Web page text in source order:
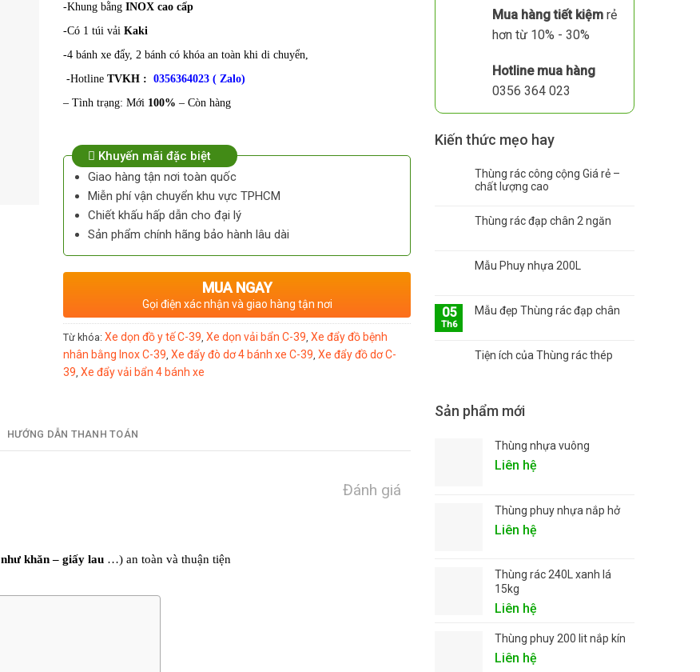
Mua hàng tiết kiệm rẻ
hơn từ 10% - 30%
Hotline mua hàng
0356 364 023
Kiến thức mẹo hay
Thùng rác công cộng Giá rẻ –
chất lượng cao
Thùng rác đạp chân 2 ngăn
Mẫu Phuy nhựa 200L
05
Th6
Mẫu đẹp Thùng rác đạp chân
Tiện ích của Thùng rác thép
Sản phẩm mới
Thùng nhựa vuông
Liên hệ
Thùng phuy nhựa nắp hở
Liên hệ
Thùng rác 240L xanh lá
15kg
Liên hệ
Thùng phuy 200 lit nắp kín
Liên hệ
-Khung bằng INOX cao cấp
-Có 1 túi vải Kaki
-4 bánh xe đẩy, 2 bánh có khóa an toàn khi di chuyển,
-Hotline TVKH : 0356364023 ( Zalo)
– Tình trạng: Mới 100% – Còn hàng
Khuyến mãi đặc biệt
Giao hàng tận nơi toàn quốc
Miễn phí vận chuyển khu vực TPHCM
Chiết khấu hấp dẫn cho đại lý
Sản phẩm chính hãng bảo hành lâu dài
MUA NGAY
Gọi điện xác nhận và giao hàng tận nơi
Từ khóa: Xe dọn đồ y tế C-39, Xe dọn vải bẩn C-39, Xe đẩy đồ bệnh
nhân bằng Inox C-39, Xe đẩy đò dơ 4 bánh xe C-39, Xe đẩy đồ dơ C-
39, Xe đẩy vải bẩn 4 bánh xe
HƯỚNG DẪN THANH TOÁN
Đánh giá
như khăn – giấy lau …) an toàn và thuận tiện